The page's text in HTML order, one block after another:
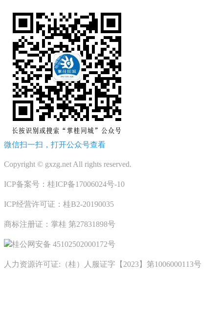
微信扫一扫，打开公众号查看
Copyright © gxzg.net All rights reserved.
ICP备案号：桂ICP备17006024号-10
ICP经营许可证：桂B2-20190035
商标注册证：掌桂 第27831898号
桂公网安备 45102502000172号
人力资源许可证:（桂）人服证字【2023】第1006000113号